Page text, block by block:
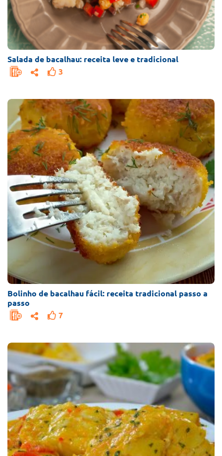
Salada de bacalhau: receita leve e tradicional
3
Bolinho de bacalhau fácil: receita tradicional passo a
passo
7